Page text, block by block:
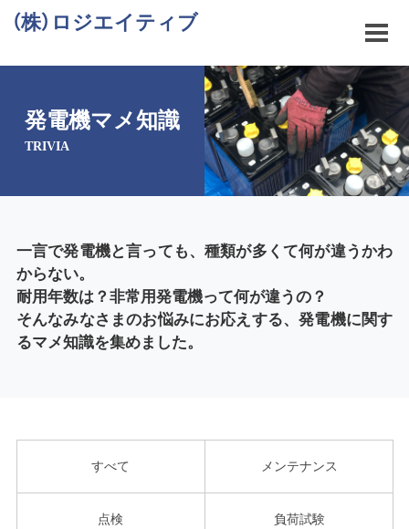
（株）ロジエイティブ
発電機マメ知識
TRIVIA
一言で発電機と言っても、種類が多くて何が違うかわ
からない。
耐用年数は？非常用発電機って何が違うの？
そんなみなさまのお悩みにお応えする、発電機に関す
るマメ知識を集めました。
すべて メンテナンス
点検 負荷試験